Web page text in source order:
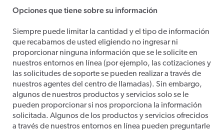
Opciones que tiene sobre su información
Siempre puede limitar la cantidad y el tipo de información
que recabamos de usted eligiendo no ingresar ni
proporcionar ninguna información que se le solicite en
nuestros entornos en línea (por ejemplo, las cotizaciones y
las solicitudes de soporte se pueden realizar a través de
nuestros agentes del centro de llamadas). Sin embargo,
algunos de nuestros productos y servicios solo se le
pueden proporcionar si nos proporciona la información
solicitada. Algunos de los productos y servicios ofrecidos
a través de nuestros entornos en línea pueden preguntarle